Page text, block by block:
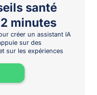
santé
minutes
créer un assistant IA
sur des
sur les expériences